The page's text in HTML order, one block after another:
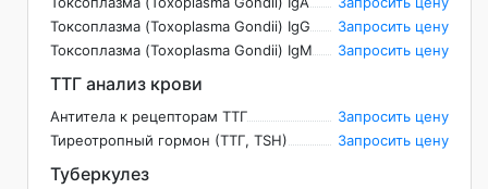
Токсоплазма (Toxoplasma Gondii) IgG
Запросить цену
Токсоплазма (Toxoplasma Gondii) IgM
Запросить цену
ТТГ анализ крови
Антитела к рецепторам ТТГ
Запросить цену
Тиреотропный гормон (ТТГ, ТSН)
Запросить цену
Туберкулез